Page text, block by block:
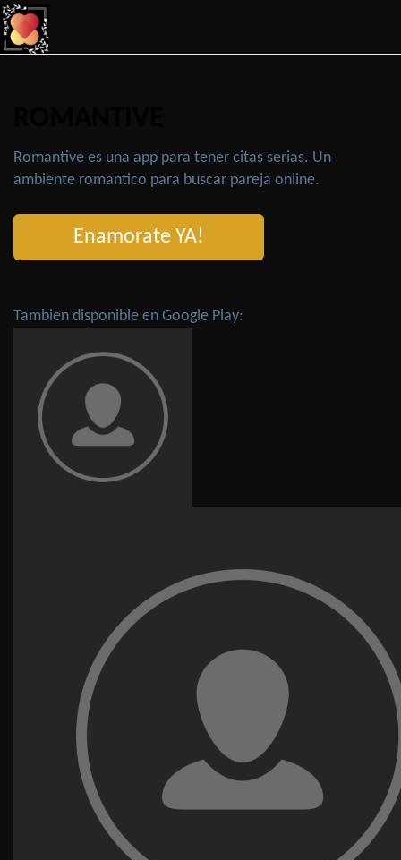
Romantive es una app para tener citas serias. Un
ambiente romantico para buscar pareja online.
Enamorate YA!
Tambien disponible en Google Play: